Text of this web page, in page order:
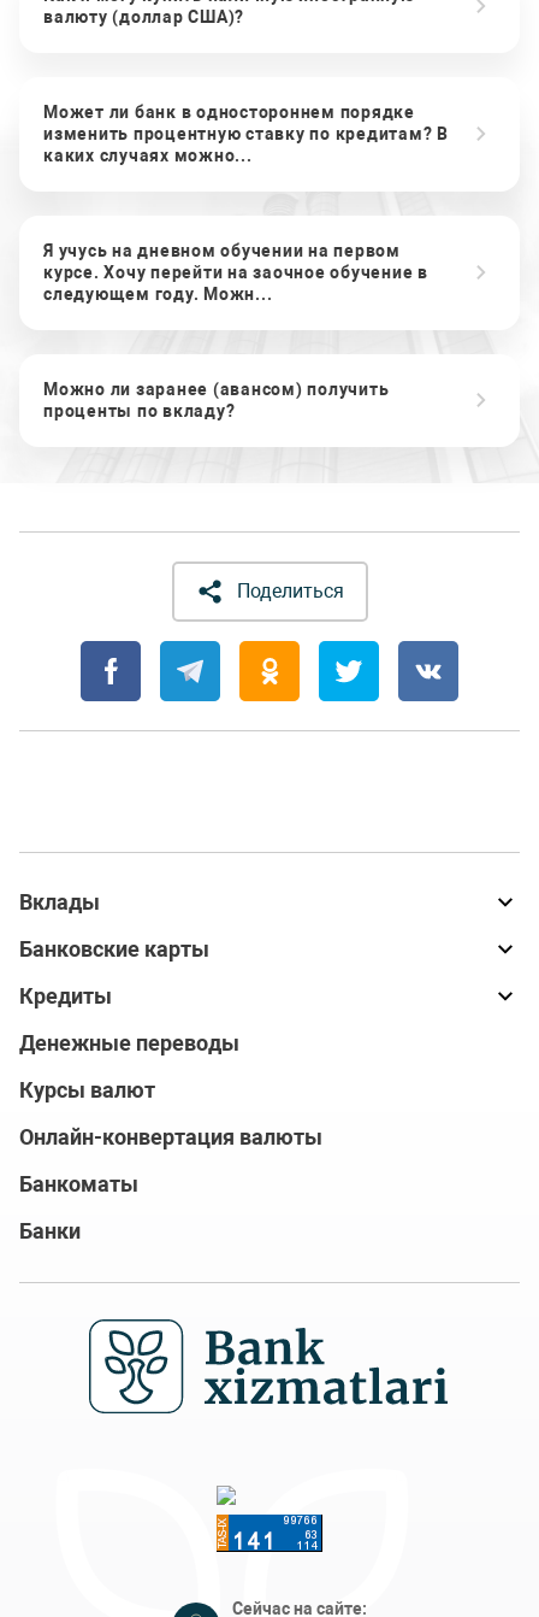
валюту (доллар США)?
Может ли банк в одностороннем порядке
изменить процентную ставку по кредитам? В
каких случаях можно...
Я учусь на дневном обучении на первом
курсе. Хочу перейти на заочное обучение в
следующем году. Можн...
Можно ли заранее (авансом) получить
проценты по вкладу?
Поделиться
Вклады
Банковские карты
Кредиты
Денежные переводы
Курсы валют
Онлайн-конвертация валюты
Банкоматы
Банки
Сейчас на сайте: